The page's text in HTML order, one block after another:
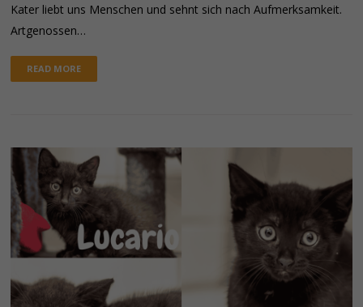
Kater liebt uns Menschen und sehnt sich nach Aufmerksamkeit.
Artgenossen…
READ MORE